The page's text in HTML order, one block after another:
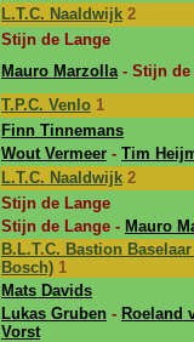
L.T.C. Naaldwijk 2
Stijn de Lange
Mauro Marzolla- Stijn de
T.P.C. Venlo 1
Finn Tinnemans
Wout Vermeer - Tim
L.T.C. Naaldwijk 2
Stijn de Lange
Stijn de Lange - Mauro
B.L.T.C. Bastion
Bosch) 1
Mats Davids
Lukas Gruben - Roeland
Vorst